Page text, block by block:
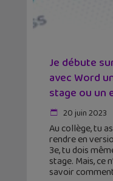
Je débute
avec Word
stage ou un
20 juin 2023
Au collège, tu
rendre en
3e, tu dois
stage. Mais, ce
savoir